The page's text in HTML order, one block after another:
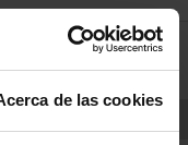
de las cookies
0